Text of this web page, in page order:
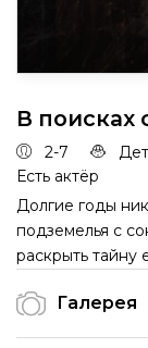
В поисках
2-7
Есть актёр
Долгие годы
подземелья с
раскрыть тайну
Галерея